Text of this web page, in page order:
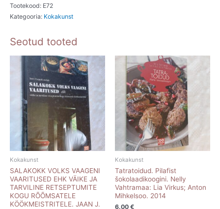
ANDRA
KALDA.
kogus
Tootekood: E72
Kategooria: Kokakunst
Seotud tooted
Kokakunst
SALAKOKK VOLKS VAAGENI
VAARITUSED EHK VÄIKE JA
TARVILINE RETSEPTUMITE
KOGU RÕÕMSATELE
KÖÖKMEISTRITELE. JAAN J.
Kokakunst
Tatratoidud. Pilafist
šokolaadikoogini. Nelly
Vahtramaa: Lia Virkus; Anton
Mihkelsoo. 2014
6.00 €